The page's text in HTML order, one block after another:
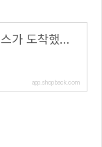
친구를 위한 5천원 보너스가 도착했습니다
app.shopback.com